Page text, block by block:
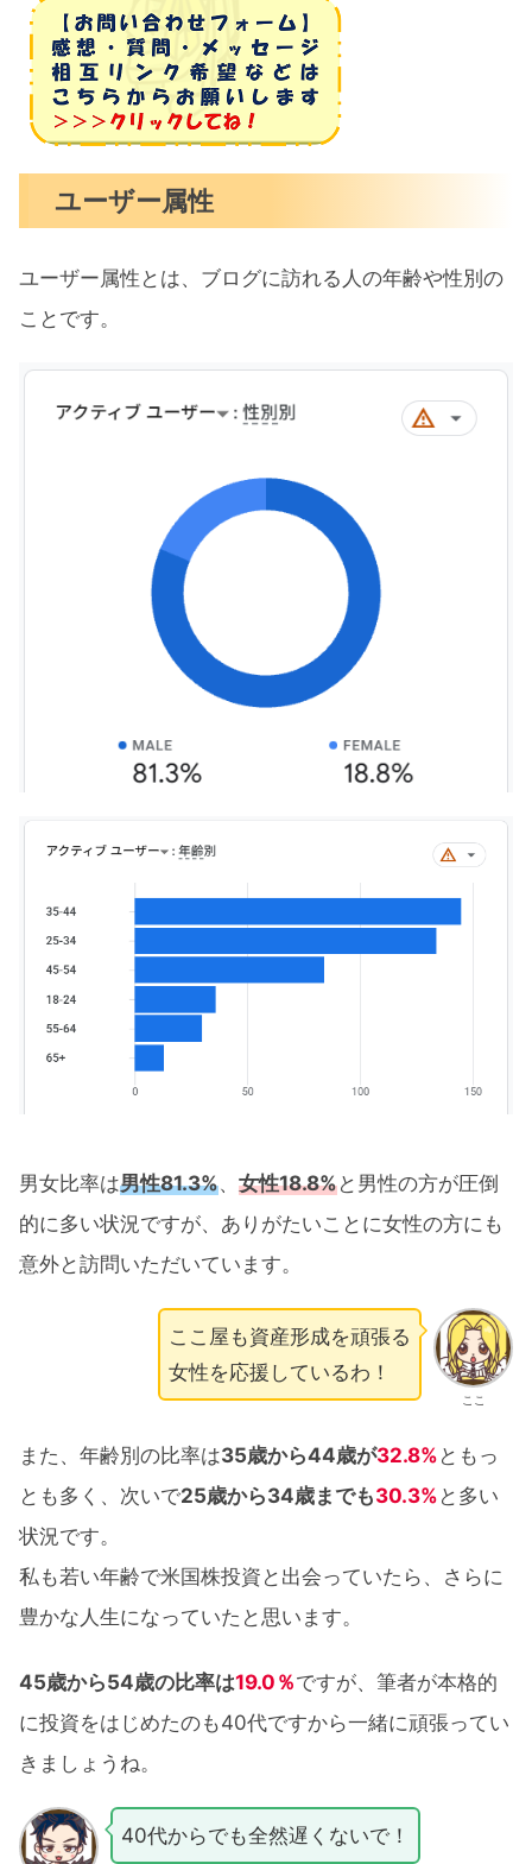
ユーザー属性
ユーザー属性とは、ブログに訪れる人の年齢や性別の
ことです。
男女比率は男性81.3%、 女性18.8%と男性の方が圧倒
的に多い状況ですが、ありがたいことに女性の方にも
意外と訪問いただいています。
ここ
ここ屋も資産形成を頑張る
女性を応援しているわ！
また、年齢別の比率は35歳から44歳が32.8% ともっ
とも多く、次いで25歳から34歳までも30.3% と多い
状況です。
私も若い年齢で米国株投資と出会っていたら、さらに
豊かな人生になっていたと思います。
45歳から54歳の比率は19.0％ですが、筆者が本格的
に投資をはじめたのも40代ですから一緒に頑張ってい
きましょうね。
40代からでも全然遅くないで！